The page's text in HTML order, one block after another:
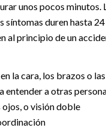
unos pocos minutos.
síntomas duren hasta
al principio de un
la cara, los brazos o
a otras
ojos, o visión doble